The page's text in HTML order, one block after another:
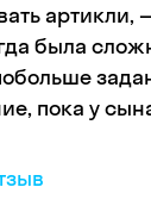
артикли,
была
пока у